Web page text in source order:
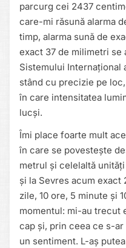
parcurg cei 2437
care-mi răsună alarma
timp, alarma sună de
exact 37 de milimetri se
Sistemului Internațional
stând cu precizie pe
în care intensitatea
lucși.
Îmi place foarte mult
în care se povestește
metrul și celelaltă
și la Sevres acum exact
zile, 10 ore, 5 minute și
momentul: mi-au trecut
cap și, prin ceea ce s-
un sentiment. L-aș